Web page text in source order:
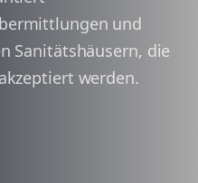
und
Sanitätshäusern, die
werden.